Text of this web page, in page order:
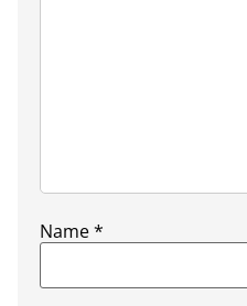
Name*